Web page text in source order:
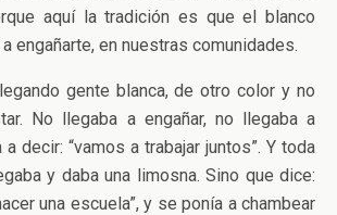
aquí la tradición es que el blanco
engañarte, en nuestras comunidades.
gente blanca, de otro color y no
No llegaba a engañar, no llegaba a
decir: “vamos a trabajar juntos”. Y toda
y daba una limosna. Sino que dice:
una escuela”, y se ponía a chambear